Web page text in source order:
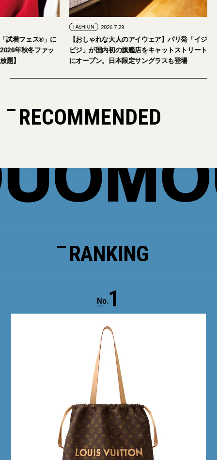
「試着フェス®︎」に
2026年秋冬ファッ
放題】
FASHION 2026.7.29
【おしゃれな大人のアイウェア】パリ発「イジ
ピジ」が国内初の旗艦店をキャットストリート
にオープン。日本限定サングラスも登場
RECOMMENDED
RANKING
1